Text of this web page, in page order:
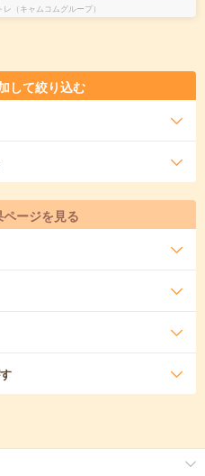
（キャムコムグループ）
して絞り込む
ージを見る